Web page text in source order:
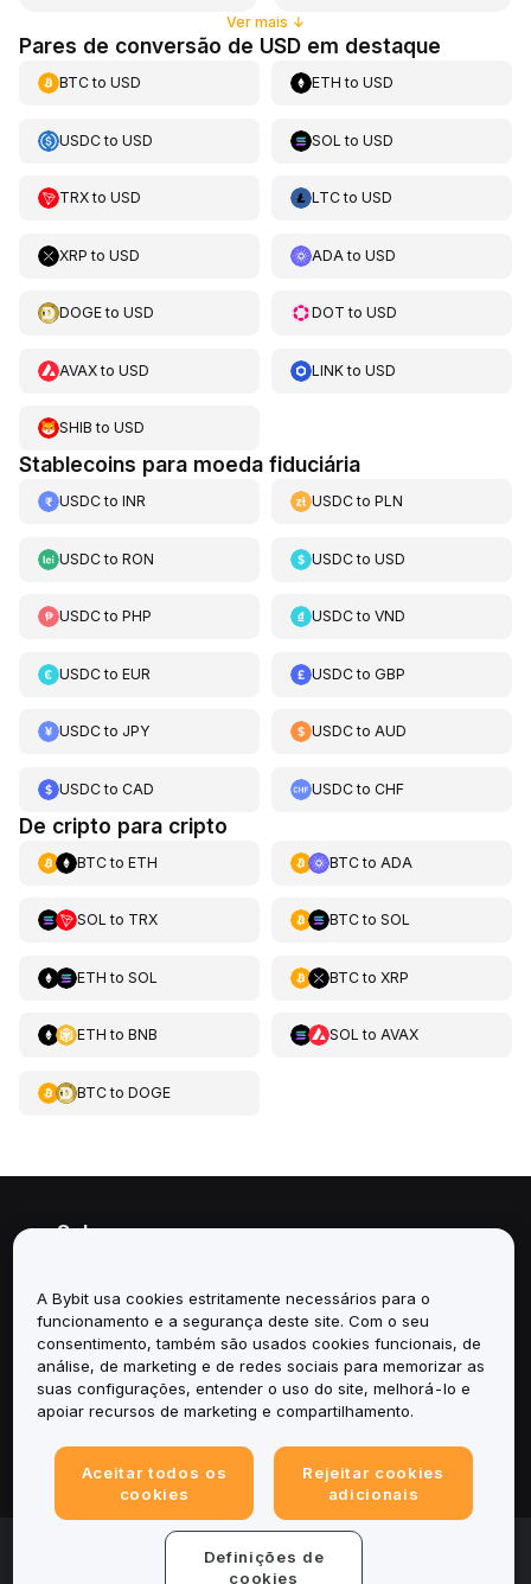
Ver mais ↓
Pares de conversão de USD em destaque
BTCto USD ETH toUSD
USDCto USD SOL toUSD
TRXto USD LTCtoUSD
XRP to USD ADA toUSD
DOGEto USD DOT toUSD
AVAXto USD LINKtoUSD
SHIB to USD
Stablecoins para moeda fiduciária
USDCto INR USDCtoPLN
USDCto RON USDCtoUSD
USDCto PHP USDCtoVND
USDCto EUR USDCtoGBP
USDCto JPY USDCtoAUD
USDCto CAD USDCtoCHF
De cripto para cripto
BTCto ETH BTCto ADA
SOL to TRX BTCto SOL
ETH to SOL BTCto XRP
ETH to BNB SOL to AVAX
BTCto DOGE
Sobre
Serviços
Suporte
Produtos
Legal
© 2025-2026 Bybit.eu. Todos os direitos reservados.
Termos de Privacidade
A Bybit usa cookies estritamente necessários para o
funcionamento e a segurança deste site. Com o seu
consentimento, também são usados cookies funcionais, de
análise, de marketing e de redes sociais para memorizar as
suas configurações, entender o uso do site, melhorá-lo e
apoiar recursos de marketing e compartilhamento.
Aceitar todos os
cookies
Rejeitar cookies
adicionais
Definições de
cookies